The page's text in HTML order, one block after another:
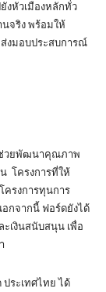
งหัวเมืองหลักทั่ว
จริง พร้อมให้
งมอบประสบการณ์
ช่วยพัฒนาคุณภาพ
โครงการที่ให้
ครงการทุนการ
กจากนี้ ฟอร์ดยังได้
เงินสนับสนุน เพื่อ
ระเทศไทย ได้